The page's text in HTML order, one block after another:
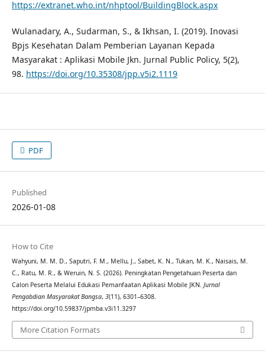
https://extranet.who.int/nhptool/BuildingBlock.aspx
Wulanadary, A., Sudarman, S., & Ikhsan, I. (2019). Inovasi
Bpjs Kesehatan Dalam Pemberian Layanan Kepada
Masyarakat : Aplikasi Mobile Jkn. Jurnal Public Policy, 5(2),
98. https://doi.org/10.35308/jpp.v5i2.1119
PDF
Published
2026-01-08
How to Cite
Wahyuni, M. M. D., Saputri, F. M., Mellu, J., Sabet, K. N., Tukan, M. K., Naisais, M.
C., Ratu, M. R., & Weruin, N. S. (2026). Peningkatan Pengetahuan Peserta dan
Calon Peserta Melalui Edukasi Pemanfaatan Aplikasi Mobile JKN. Jurnal
Pengabdian Masyarakat Bangsa, 3(11), 6301–6308.
https://doi.org/10.59837/jpmba.v3i11.3297
More Citation Formats